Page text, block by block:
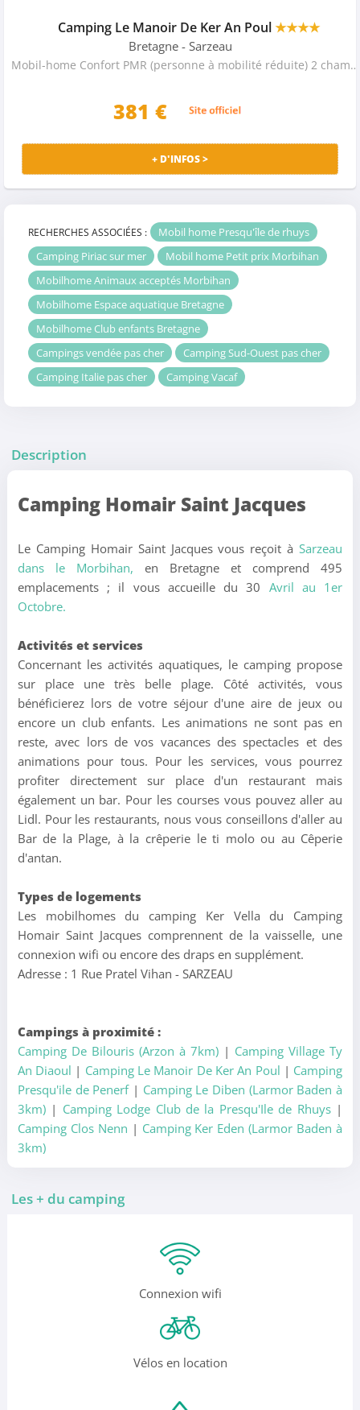
Camping Le Manoir De Ker An Poul★★★★
Bretagne - Sarzeau
Mobil-home Confort PMR (personne à mobilité réduite) 2 chambres 5 pers.
381 €
+ D'INFOS >
RECHERCHES ASSOCIÉES :
Mobil home Presqu'île de rhuys
Camping Piriac sur mer
Mobil home Petit prix Morbihan
Mobilhome Animaux acceptés Morbihan
Mobilhome Espace aquatique Bretagne
Mobilhome Club enfants Bretagne
Campings vendée pas cher
Camping Sud-Ouest pas cher
Camping Italie pas cher
Camping Vacaf
Description
Camping Homair Saint Jacques
Le Camping Homair Saint Jacques vous reçoit àSarzeau
dans le Morbihan, en Bretagne et comprend 495
emplacements ; il vous accueille du 30 Avril au 1er
Octobre.
Activités et services
Concernant les activités aquatiques, le camping propose
sur place une très belle plage. Côté activités, vous
bénéficierez lors de votre séjour d'une aire de jeux ou
encore un club enfants. Les animations ne sont pas en
reste, avec lors de vos vacances des spectacles et des
animations pour tous. Pour les services, vous pourrez
profiter directement sur place d'un restaurant mais
également un bar. Pour les courses vous pouvez aller au
Lidl. Pour les restaurants, nous vous conseillons d'aller au
Bar de la Plage, à la crêperie le ti molo ou au Cêperie
d'antan.
Types de logements
Les mobilhomes du camping Ker Vella du Camping
Homair Saint Jacques comprennent de la vaisselle, une
connexion wifi ou encore des draps en supplément.
Adresse : 1 Rue Pratel Vihan - SARZEAU
Campings à proximité :
Camping De Bilouris (Arzon à 7km) | Camping Village Ty
An Diaoul | Camping Le Manoir De Ker An Poul | Camping
Presqu'ile de Penerf| Camping Le Diben (Larmor Baden à
3km)| Camping Lodge Club de la Presqu'Ile de Rhuys |
Camping Clos Nenn | Camping Ker Eden (Larmor Baden à
3km)
Les + du camping
Connexion wifi
Vélos en location